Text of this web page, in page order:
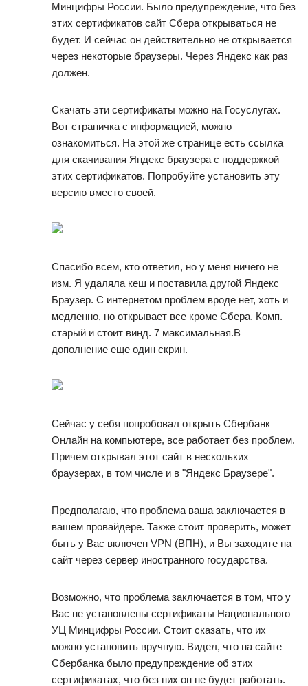
Минцифры России. Было предупреждение, что без
этих сертификатов сайт Сбера открываться не
будет. И сейчас он действительно не открывается
через некоторые браузеры. Через Яндекс как раз
должен.
Скачать эти сертификаты можно на Госуслугах.
Вот страничка с информацией, можно
ознакомиться. На этой же странице есть ссылка
для скачивания Яндекс браузера с поддержкой
этих сертификатов. Попробуйте установить эту
версию вместо своей.
Спасибо всем, кто ответил, но у меня ничего не
изм. Я удаляла кеш и поставила другой Яндекс
Браузер. С интернетом проблем вроде нет, хоть и
медленно, но открывает все кроме Сбера. Комп.
старый и стоит винд. 7 максимальная.В
дополнение еще один скрин.
Сейчас у себя попробовал открыть Сбербанк
Онлайн на компьютере, все работает без проблем.
Причем открывал этот сайт в нескольких
браузерах, в том числе и в "Яндекс Браузере".
Предполагаю, что проблема ваша заключается в
вашем провайдере. Также стоит проверить, может
быть у Вас включен VPN (ВПН), и Вы заходите на
сайт через сервер иностранного государства.
Возможно, что проблема заключается в том, что у
Вас не установлены сертификаты Национального
УЦ Минцифры России. Стоит сказать, что их
можно установить вручную. Видел, что на сайте
Сбербанка было предупреждение об этих
сертификатах, что без них он не будет работать.